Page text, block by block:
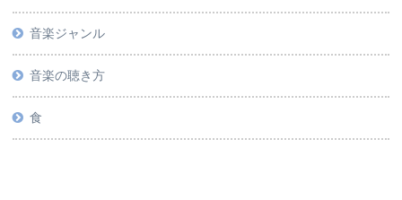
音楽ジャンル
音楽の聴き方
食